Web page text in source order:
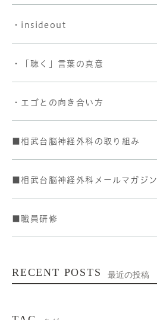
・insideout
・「聴く」言葉の真意
・エゴとの向き合い方
■相武台脳神経外科の取り組み
■相武台脳神経外科メールマガジン
■職員研修
RECENT POSTS 最近の投稿